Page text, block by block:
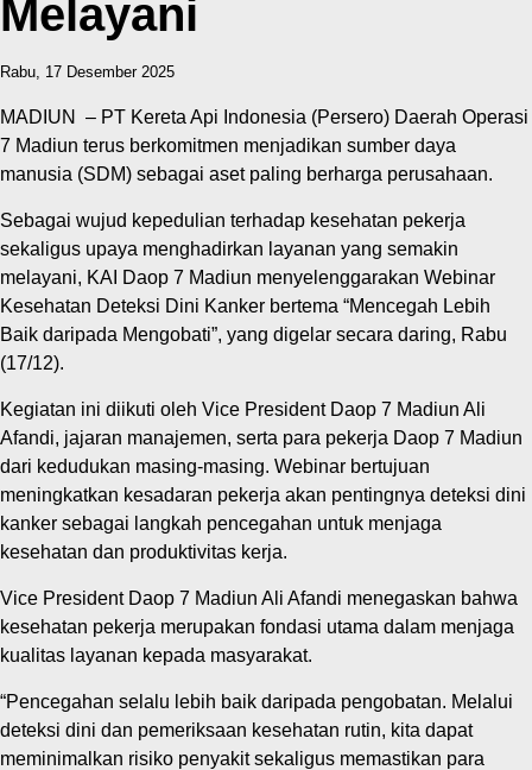
Melayani
Rabu, 17 Desember 2025
MADIUN – PT Kereta Api Indonesia (Persero) Daerah Operasi
7 Madiun terus berkomitmen menjadikan sumber daya
manusia (SDM) sebagai aset paling berharga perusahaan.
Sebagai wujud kepedulian terhadap kesehatan pekerja
sekaligus upaya menghadirkan layanan yang semakin
melayani, KAI Daop 7 Madiun menyelenggarakan Webinar
Kesehatan Deteksi Dini Kanker bertema “Mencegah Lebih
Baik daripada Mengobati”, yang digelar secara daring, Rabu
(17/12).
Kegiatan ini diikuti oleh Vice President Daop 7 Madiun Ali
Afandi, jajaran manajemen, serta para pekerja Daop 7 Madiun
dari kedudukan masing-masing. Webinar bertujuan
meningkatkan kesadaran pekerja akan pentingnya deteksi dini
kanker sebagai langkah pencegahan untuk menjaga
kesehatan dan produktivitas kerja.
Vice President Daop 7 Madiun Ali Afandi menegaskan bahwa
kesehatan pekerja merupakan fondasi utama dalam menjaga
kualitas layanan kepada masyarakat.
“Pencegahan selalu lebih baik daripada pengobatan. Melalui
deteksi dini dan pemeriksaan kesehatan rutin, kita dapat
meminimalkan risiko penyakit sekaligus memastikan para